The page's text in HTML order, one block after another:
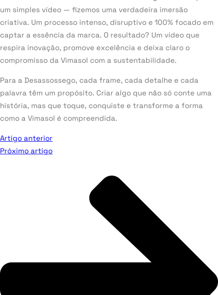
um simples vídeo — fizemos uma verdadeira imersão
criativa. Um processo intenso, disruptivo e 100% focado em
captar a essência da marca. O resultado? Um vídeo que
respira inovação, promove excelência e deixa claro o
compromisso da Vimasol com a sustentabilidade.
Para a Desassossego, cada frame, cada detalhe e cada
palavra têm um propósito. Criar algo que não só conte uma
história, mas que toque, conquiste e transforme a forma
como a Vimasol é compreendida.
Artigo anterior
Próximo artigo